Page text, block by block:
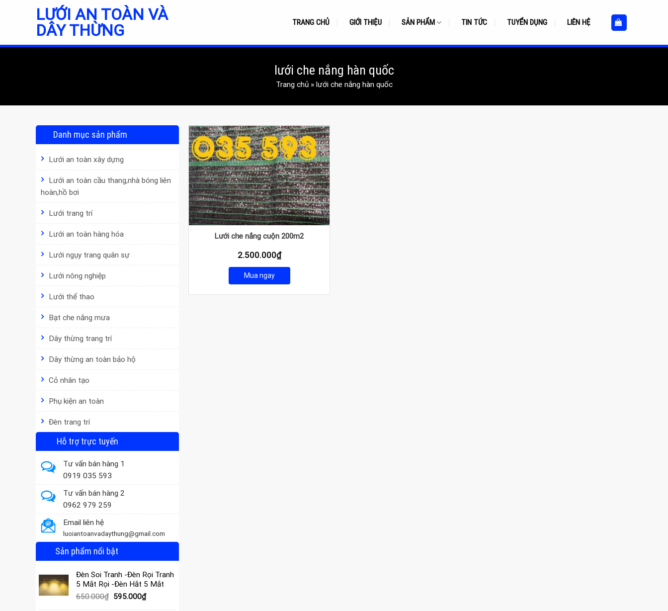
LƯỚI AN TOÀN VÀ
DÂY THỪNG
TRANG CHỦ GIỚI THIỆU SẢN PHẨM TIN TỨC TUYỂN DỤNG LIÊN HỆ
lưới che nắng hàn quốc
Trang chủ» lưới che nắng hàn quốc
Danh mục sản phẩm
Lưới an toàn xây dựng
Lưới an toàn cầu thang,nhà bóng liên
hoàn,hồ bơi
Lưới trang trí
Lưới an toàn hàng hóa
Lưới ngụy trang quân sự
Lưới nông nghiệp
Lưới thể thao
Bạt che nắng mưa
Dây thừng trang trí
Dây thừng an toàn bảo hộ
Cỏ nhân tạo
Phụ kiện an toàn
Đèn trang trí
Hỗ trợ trực tuyến
Tư vấn bán hàng 1
0919 035 593
Tư vấn bán hàng 2
0962 979 259
Email liên hệ
luoiantoanvadaythung@gmail.com
Sản phẩm nổi bật
Đèn Soi Tranh -Đèn Rọi Tranh
5 Mắt Rọi -Đèn Hắt 5 Mắt
650.000₫ Giá
595.000₫Giá
Lưới che nắng cuộn 200m2
2.500.000₫
Mua ngay